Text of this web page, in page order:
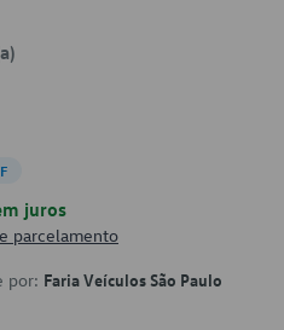
juros
parcelamento
por: Faria Veículos São Paulo